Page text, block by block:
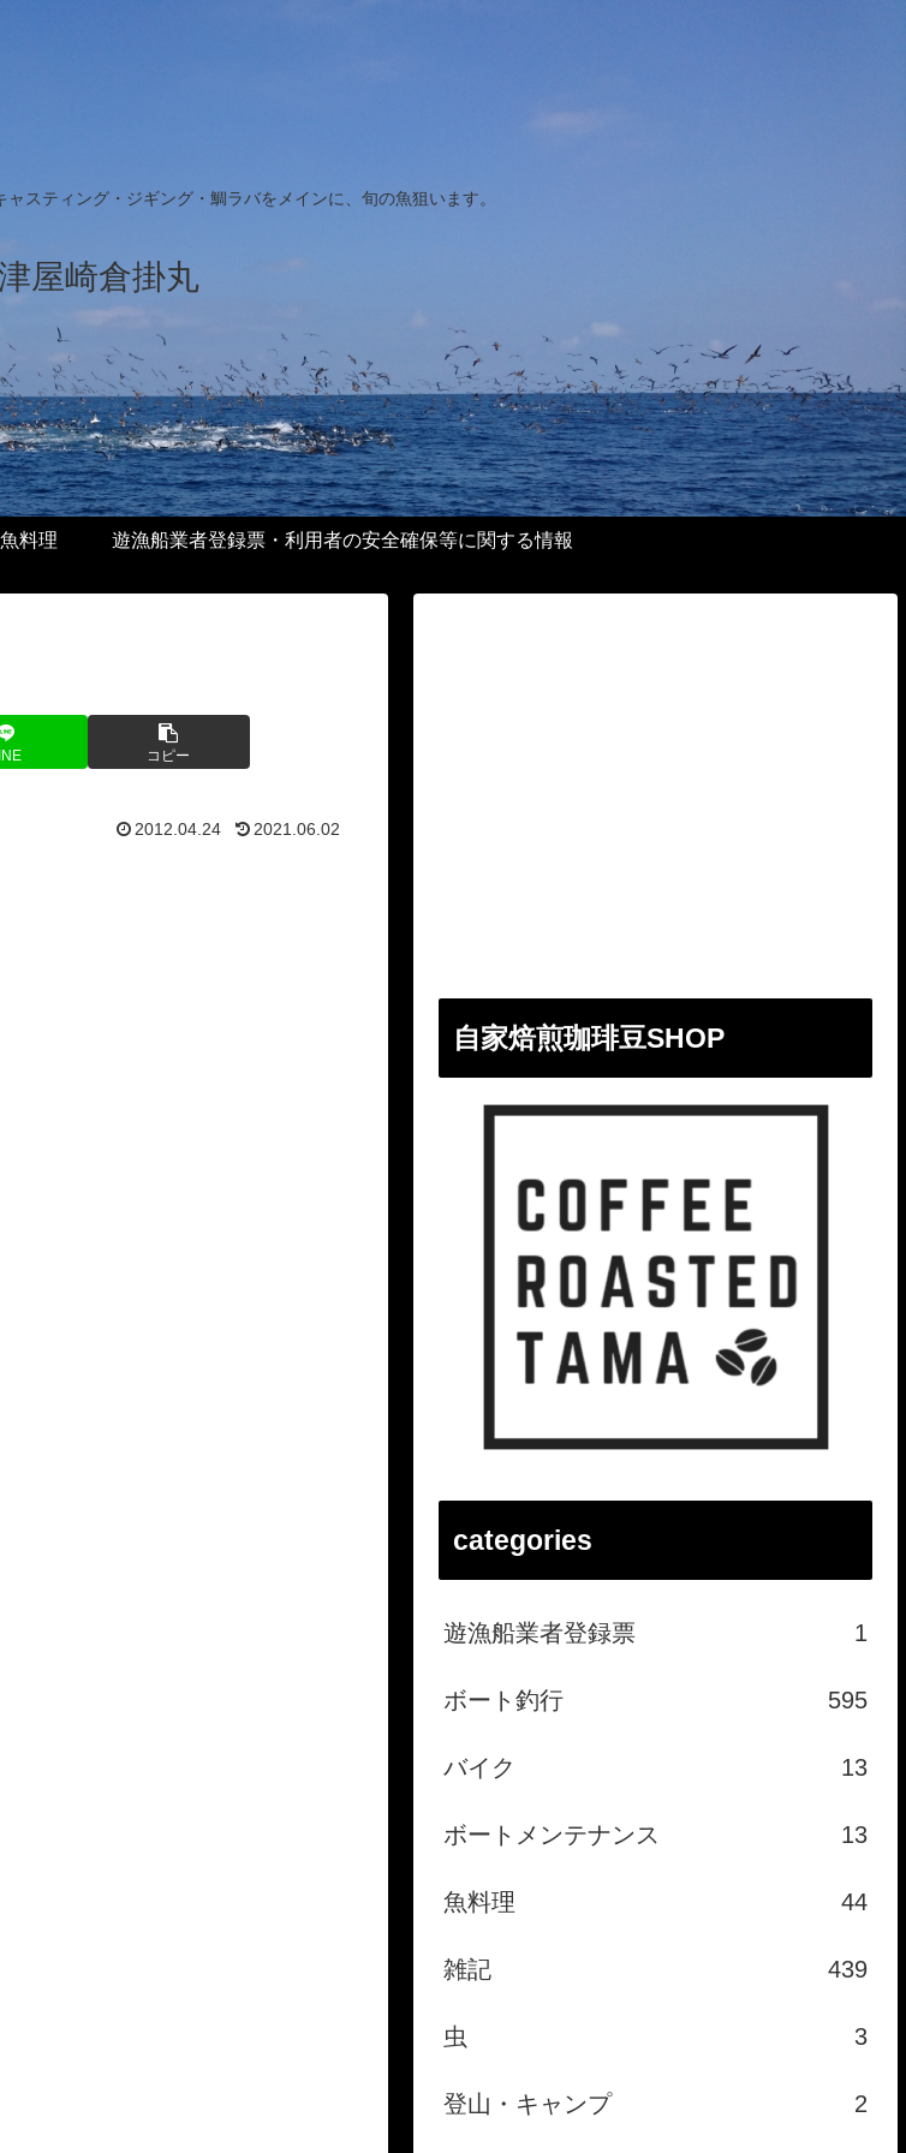
スティング・ジギング・鯛ラバをメインに、旬の魚狙います。
屋崎倉掛丸
魚料理 遊漁船業者登録票・利用者の安全確保等に関する情報
コピー
2012.04.24 2021.06.02
自家焙煎珈琲豆SHOP
categories
遊漁船業者登録票 1
ボート釣行 595
バイク 13
ボートメンテナンス 13
魚料理 44
雑記 439
虫 3
登山・キャンプ 2